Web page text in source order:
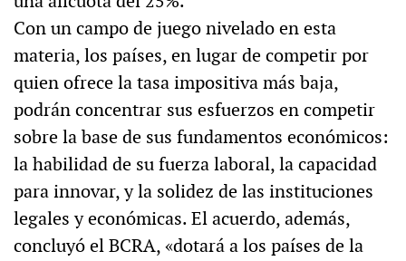
Con un campo de juego nivelado en esta
materia, los países, en lugar de competir por
quien ofrece la tasa impositiva más baja,
podrán concentrar sus esfuerzos en competir
sobre la base de sus fundamentos económicos:
la habilidad de su fuerza laboral, la capacidad
para innovar, y la solidez de las instituciones
legales y económicas. El acuerdo, además,
concluyó el BCRA, «dotará a los países de la